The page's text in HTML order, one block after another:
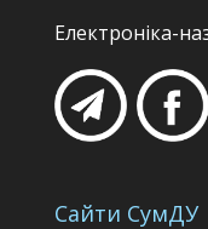
Електроніка-
Сайти СумДУ